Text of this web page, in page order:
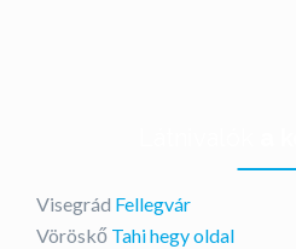
Visegrád Fellegvár
Vöröskő Tahi hegy oldal